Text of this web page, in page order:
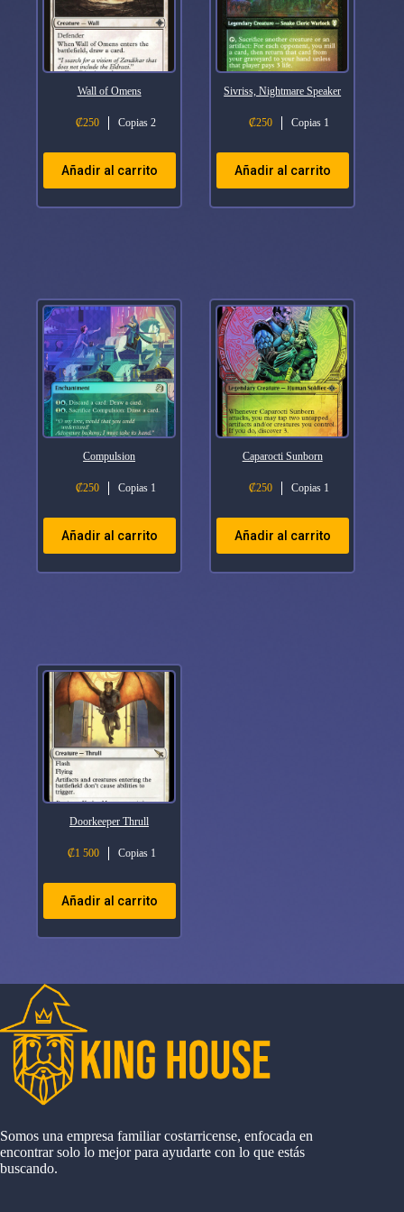
Wall of Omens
₡250 Copias 2
Añadir al carrito
Sivriss, Nightmare Speaker
₡250 Copias 1
Añadir al carrito
Compulsion
₡250 Copias 1
Añadir al carrito
Caparocti Sunborn
₡250 Copias 1
Añadir al carrito
Doorkeeper Thrull
₡1 500 Copias 1
Añadir al carrito
Somos una empresa familiar costarricense, enfocada en
encontrar solo lo mejor para ayudarte con lo que estás
buscando.